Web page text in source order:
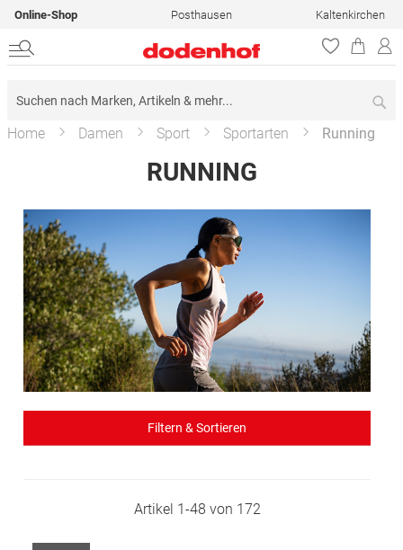
Online-Shop Posthausen Kaltenkirchen
Home Damen Sport Sportarten Running
RUNNING
Filtern & Sortieren
Artikel 1-48 von 172